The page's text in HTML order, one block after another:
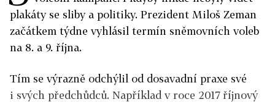
plakáty se sliby a politiky. Prezident Miloš Zeman
začátkem týdne vyhlásil termín sněmovních voleb
na 8. a 9. října.
Tím se výrazně odchýlil od dosavadní praxe své
i svých předchůdců. Například v roce 2017 říjnový